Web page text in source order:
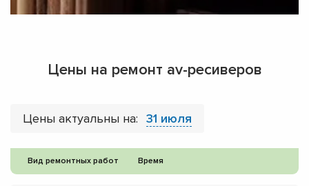
Цены на ремонт av-ресиверов
Цены актуальны на: 31 июля
Вид ремонтных работ Время